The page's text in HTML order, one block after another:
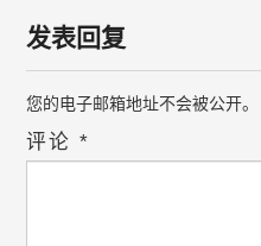
发表回复
您的电子邮箱地址不会被公开。
评论*